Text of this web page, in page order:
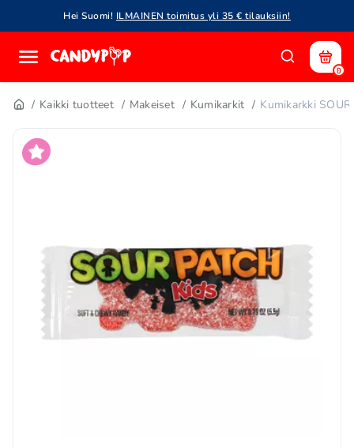
Hei Suomi! ILMAINEN toimitus yli 35 € tilauksiin!
0
Kaikki tuotteet Makeiset Kumikarkit Kumikarkki